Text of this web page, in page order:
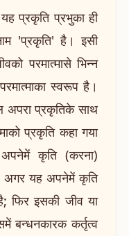
प्रकृति प्रभुका ही
'प्रकृति' है। इसी
परमात्मासे भिन्न
स्वरूप है।
अपरा प्रकृतिके साथ
प्रकृति कहा गया
कृति (करना)
अगर यह अपनेमें कृति
फिर इसकी जीव या
बन्धनकारक कर्तृत्व